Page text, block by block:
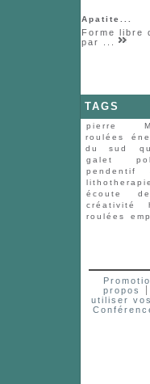
Apatite...
Forme libre
par ...
TAGS
pierre
roulées
du sud
galet
pendentif
lithotherapie
écoute
créativité
roulées
propos
utiliser